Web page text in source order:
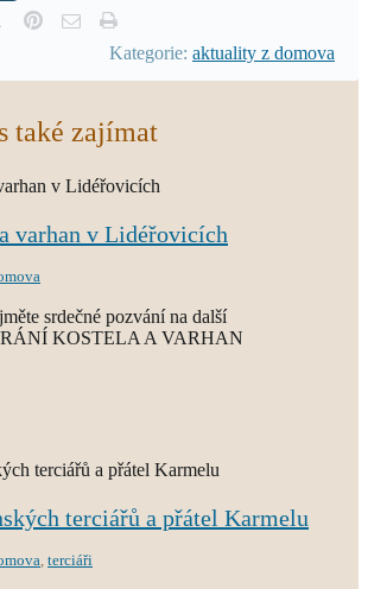
Kategorie: aktuality z domova
také zajímat
varhan v Lidéřovicích
srdečné pozvání na další
KOSTELA A VARHAN
terciářů a přátel Karmelu
terciáři